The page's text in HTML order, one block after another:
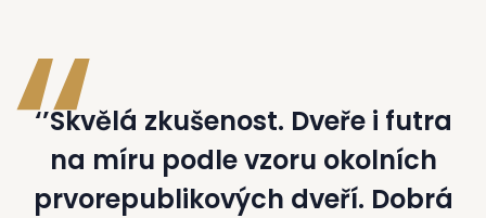
‘’Skvělá zkušenost. Dveře i futra
na míru podle vzoru okolních
prvorepublikových dveří. Dobrá